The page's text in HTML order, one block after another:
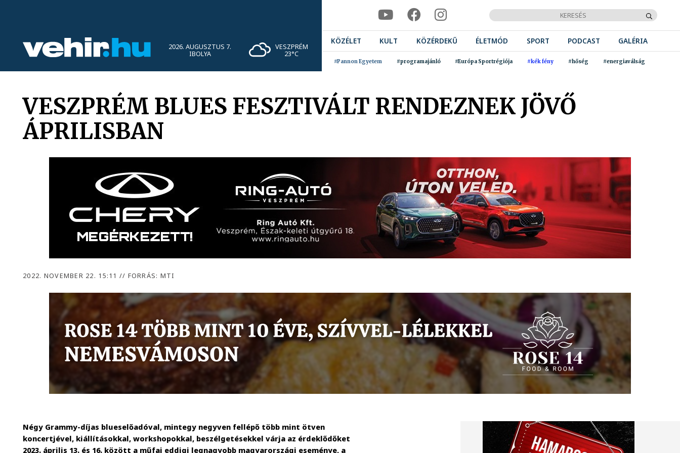
2026. AUGUSZTUS 7.
IBOLYA
VESZPRÉM
23°C
KÖZÉLET KULT KÖZÉRDEKŰ ÉLETMÓD SPORT PODCAST GALÉRIA
#Pannon Egyetem #programajánló #Európa Sportrégiója #kék fény #hőség #energiaválság
VESZPRÉM BLUES FESZTIVÁLT RENDEZNEK JÖVŐ
ÁPRILISBAN
2022. NOVEMBER 22. 15:11 // FORRÁS: MTI
Négy Grammy-díjas blueselőadóval, mintegy negyven fellépő több mint ötven
koncertjével, kiállításokkal, workshopokkal, beszélgetésekkel várja az érdeklődőket
2023. április 13. és 16. között a műfaj eddigi legnagyobb magyarországi eseménye, a